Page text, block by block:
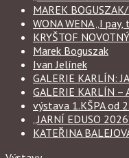
MAREK
WONA WENA „I
KRYŠTOF
Marek Boguszak
Ivan Jelínek
GALERIE KARLÍN:
GALERIE KARLÍN –
výstava 1.KŠPA od
„JARNÍ EDUSO
KATEŘINA